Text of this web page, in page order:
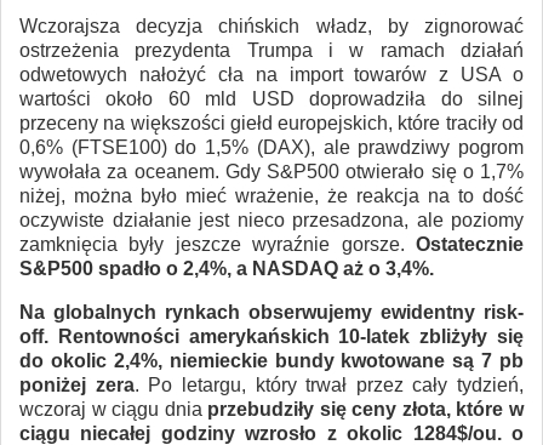
Wczorajsza decyzja chińskich władz, by zignorować
ostrzeżenia prezydenta Trumpa i w ramach działań
odwetowych nałożyć cła na import towarów z USA o
wartości około 60 mld USD doprowadziła do silnej
przeceny na większości giełd europejskich, które traciły od
0,6% (FTSE100) do 1,5% (DAX), ale prawdziwy pogrom
wywołała za oceanem. Gdy S&P500 otwierało się o 1,7%
niżej, można było mieć wrażenie, że reakcja na to dość
oczywiste działanie jest nieco przesadzona, ale poziomy
zamknięcia były jeszcze wyraźnie gorsze. Ostatecznie
S&P500 spadło o 2,4%, a NASDAQ aż o 3,4%.
Na globalnych rynkach obserwujemy ewidentny risk-
off. Rentowności amerykańskich 10-latek zbliżyły się
do okolic 2,4%, niemieckie bundy kwotowane są 7 pb
poniżej zera. Po letargu, który trwał przez cały tydzień,
wczoraj w ciągu dnia przebudziły się ceny złota, które w
ciągu niecałej godziny wzrosło z okolic 1284$/ou. o